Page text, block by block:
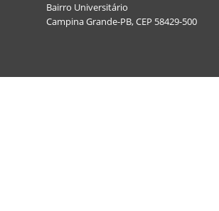
Bairro Universitário
Campina Grande-PB, CEP 58429-500